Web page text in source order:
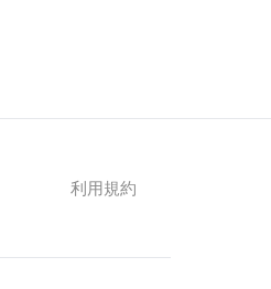
利用規約